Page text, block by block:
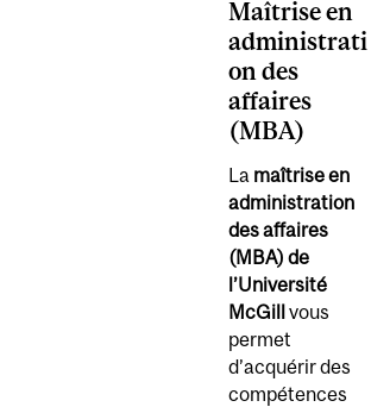
Maîtrise en
administrati
on des
affaires
(MBA)
La maîtrise en
administration
des affaires
(MBA) de
l’Université
McGill vous
permet
d’acquérir des
compétences